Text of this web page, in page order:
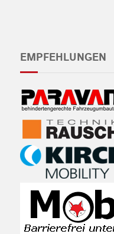
EMPFEHLUNGEN